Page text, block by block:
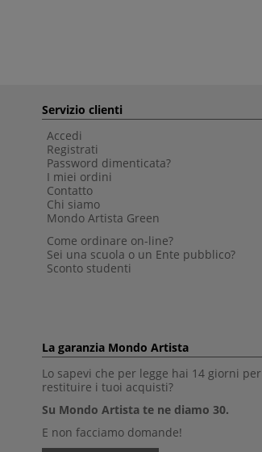
Servizio clienti
Accedi
Registrati
Password dimenticata?
I miei ordini
Contatto
Chi siamo
Mondo Artista Green
Come ordinare on-line?
Sei una scuola o un Ente pubblico?
Sconto studenti
La garanzia Mondo Artista
Lo sapevi che per legge hai 14 giorni per
restituire i tuoi acquisti?
Su Mondo Artista te ne diamo 30.
E non facciamo domande!